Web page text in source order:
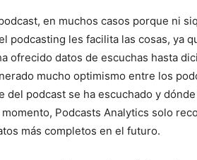
en muchos casos porque ni
podcasting les facilita las cosas, ya
ofrecido datos de escuchas hasta
mucho optimismo entre los
del podcast se ha escuchado y
Podcasts Analytics solo
más completos en el futuro.